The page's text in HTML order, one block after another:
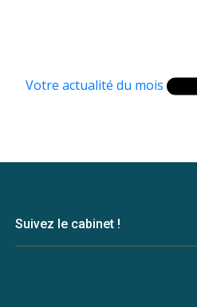
Votre actualité du mois
Suivez le cabinet !